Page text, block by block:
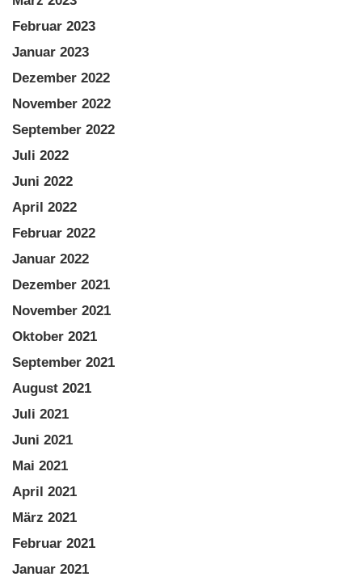
Februar 2023
Januar 2023
Dezember 2022
November 2022
September 2022
Juli 2022
Juni 2022
April 2022
Februar 2022
Januar 2022
Dezember 2021
November 2021
Oktober 2021
September 2021
August 2021
Juli 2021
Juni 2021
Mai 2021
April 2021
März 2021
Februar 2021
Januar 2021